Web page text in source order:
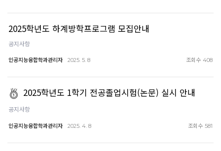
2025학년도 하계방학프로그램 모집안내
공지사항
인공지능융합학과관리자 2025. 5. 8 조회수 408
2025학년도 1학기 전공졸업시험(논문) 실시 안내
공지사항
인공지능융합학과관리자 2025. 4. 8 조회수 581